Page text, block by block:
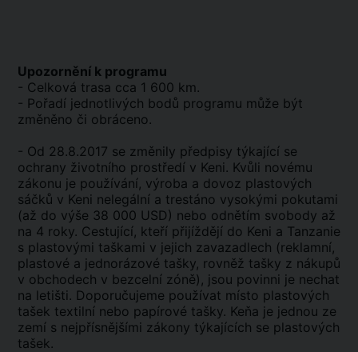
Upozornění k programu
- Celková trasa cca 1 600 km.
- Pořadí jednotlivých bodů programu může být
změněno či obráceno.
- Od 28.8.2017 se změnily předpisy týkající se
ochrany životního prostředí v Keni. Kvůli novému
zákonu je používání, výroba a dovoz plastových
sáčků v Keni nelegální a trestáno vysokými pokutami
(až do výše 38 000 USD) nebo odnětím svobody až
na 4 roky. Cestující, kteří přijíždějí do Keni a Tanzanie
s plastovými taškami v jejich zavazadlech (reklamní,
plastové a jednorázové tašky, rovněž tašky z nákupů
v obchodech v bezcelní zóně), jsou povinni je nechat
na letišti. Doporučujeme používat místo plastových
tašek textilní nebo papírové tašky. Keňa je jednou ze
zemí s nejpřísnějšími zákony týkajících se plastových
tašek.